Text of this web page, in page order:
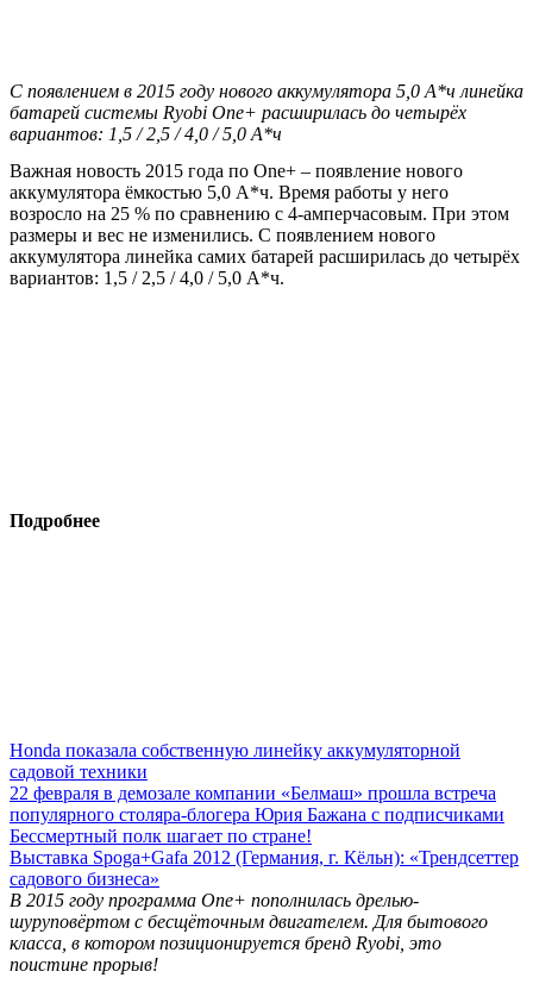
С появлением в 2015 году нового аккумулятора 5,0 А*ч линейка
батарей системы Ryobi One+ расширилась до четырёх
вариантов: 1,5 / 2,5 / 4,0 / 5,0 А*ч
Важная новость 2015 года по One+ – появление нового
аккумулятора ёмкостью 5,0 А*ч. Время работы у него
возросло на 25 % по сравнению с 4-амперчасовым. При этом
размеры и вес не изменились. С появлением нового
аккумулятора линейка самих батарей расширилась до четырёх
вариантов: 1,5 / 2,5 / 4,0 / 5,0 А*ч.
Подробнее
Honda показала собственную линейку аккумуляторной
садовой техники
22 февраля в демозале компании «Белмаш» прошла встреча
популярного столяра-блогера Юрия Бажана с подписчиками
Бессмертный полк шагает по стране!
Выставка Spoga+Gafa 2012 (Германия, г. Кёльн): «Трендсеттер
садового бизнеса»
В 2015 году программа One+ пополнилась дрелью-
шуруповёртом с бесщёточным двигателем. Для бытового
класса, в котором позиционируется бренд Ryobi, это
поистине прорыв!